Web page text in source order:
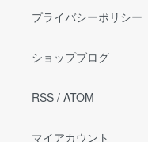
プライバシーポリシー
ショップブログ
RSS / ATOM
マイアカウント